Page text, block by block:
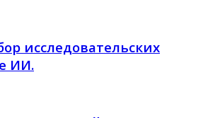
исследовательских
ИИ.